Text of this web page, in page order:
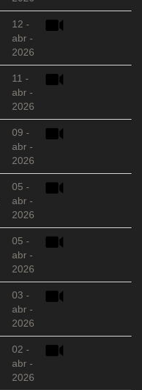
12 -
abr -
2026
11 -
abr -
2026
09 -
abr -
2026
05 -
abr -
2026
05 -
abr -
2026
03 -
abr -
2026
02 -
abr -
2026